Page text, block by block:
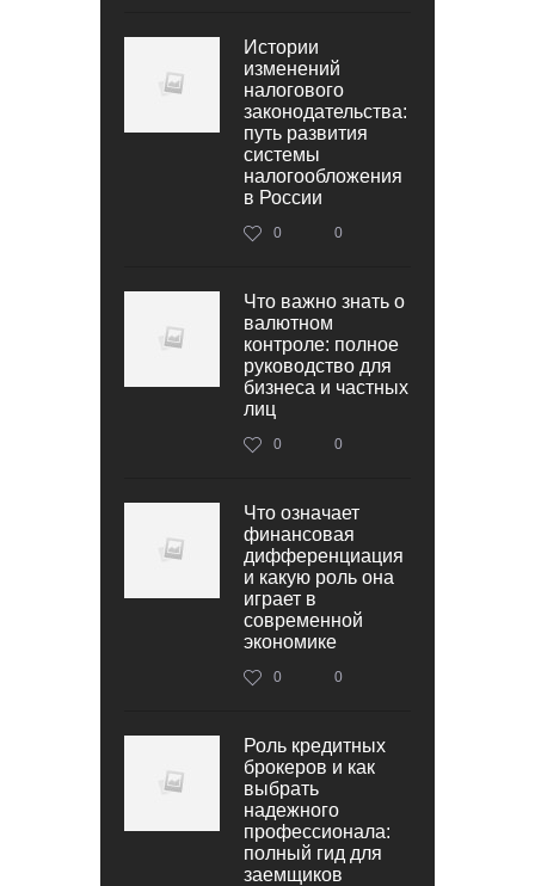
Истории
изменений
налогового
законодательства:
путь развития
системы
налогообложения
в России
0 0
Что важно знать о
валютном
контроле: полное
руководство для
бизнеса и частных
лиц
0 0
Что означает
финансовая
дифференциация
и какую роль она
играет в
современной
экономике
0 0
Роль кредитных
брокеров и как
выбрать
надежного
профессионала:
полный гид для
заемщиков